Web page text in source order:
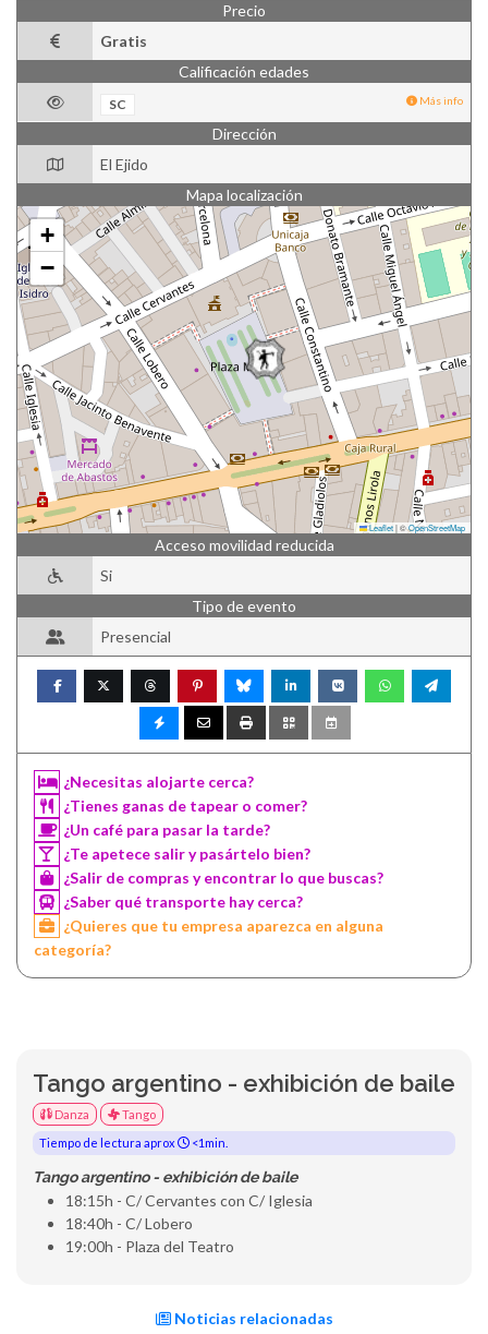
Precio
Gratis
Calificación edades
SC Más info
Dirección
El Ejido
Mapa localización
+
−
Leaflet|©OpenStreetMap
Acceso movilidad reducida
Si
Tipo de evento
Presencial
¿Necesitas alojarte cerca?
¿Tienes ganas de tapear o comer?
¿Un café para pasar la tarde?
¿Te apetece salir y pasártelo bien?
¿Salir de compras y encontrar lo que buscas?
¿Saber qué transporte hay cerca?
¿Quieres que tu empresa aparezca en alguna
categoría?
Tango argentino - exhibición de baile
Danza
Tango
Tiempo de lectura aprox
<1min.
Tango argentino - exhibición de baile
18:15h - C/ Cervantes con C/ Iglesia
18:40h - C/ Lobero
19:00h - Plaza del Teatro
Noticias relacionadas